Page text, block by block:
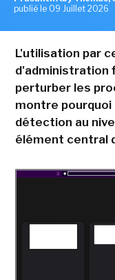
publié le 09 Juillet 2026
L'utilisation par
d'administration
perturber les
montre
détection au
élément central